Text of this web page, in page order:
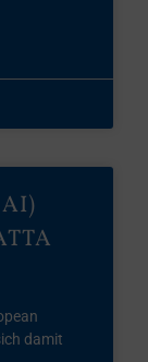
damit